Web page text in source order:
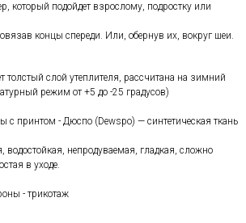
который подойдет взрослому, подростку или
концы спереди. Или, обернув их, вокруг шеи.
толстый слой утеплителя, рассчитана на зимний
режим от +5 до -25 градусов)
с принтом - Дюспо (Dewspo) — синтетическая ткань
водостойкая, непродуваемая, гладкая, сложно
в уходе.
- трикотаж